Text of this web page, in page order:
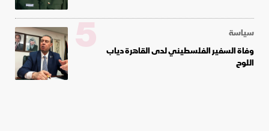
سياسة
وفاة السفير الفلسطيني لدى القاهرة دياب
اللوح
5